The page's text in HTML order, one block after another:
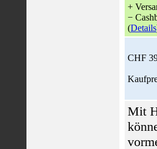
+
−
(Details
CHF
Mit